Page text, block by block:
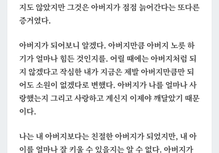
지도 않았지만 그것은 아버지가 점점 늙어간다는 또다른
증거였다.
아버지가 되어보니 알겠다. 아버지만큼 아버지 노릇 하
기가 얼마나 힘든 것인지를. 어릴 때에는 아버지처럼 되
지 않겠다고 작심한 내가 지금은 제발 아버지만큼만 되
어도 소원이 없겠다로 변했다. 아버지가 나를 얼마나 사
랑했는지 그리고 사랑하고 계신지 이제야 깨달았기 때문
이다.
나는 내 아버지보다는 친절한 아버지가 되었지만, 내 아
이를 얼마나 잘 키울 수 있을지는 알 수 없다. 아버지가